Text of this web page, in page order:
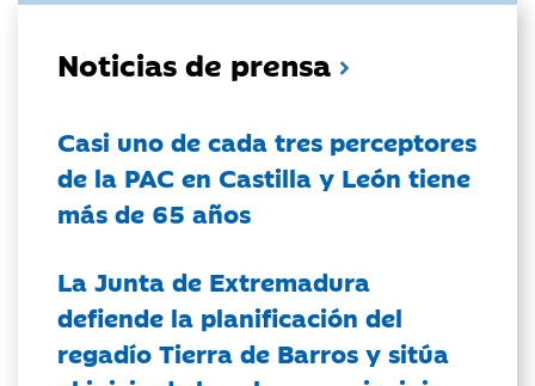
Noticias de prensa
Casi uno de cada tres perceptores
de la PAC en Castilla y León tiene
más de 65 años
La Junta de Extremadura
defiende la planificación del
regadío Tierra de Barros y sitúa